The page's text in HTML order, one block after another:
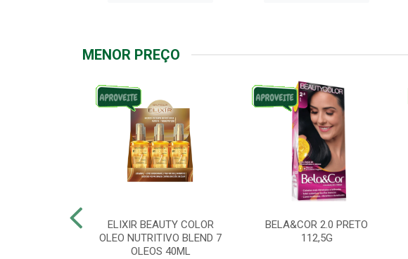
MENOR PREÇO
ELIXIR BEAUTY COLOR
OLEO NUTRITIVO BLEND 7
OLEOS 40ML
BELA&COR 2.0 PRETO
112,5G